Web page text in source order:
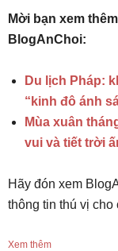
Mời bạn xem
BlogAnChoi:
Du lịch Pháp:
“kinh đô ánh
Mùa xuân
vui và tiết trời
Hãy đón xem
thông tin thú vị cho
Xem thêm